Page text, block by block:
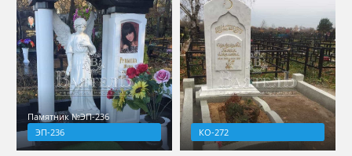
Памятник №ЭП-236
ЭП-236
КО-272